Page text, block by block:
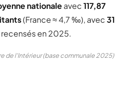
nationaleavec117,87
(France ≈ 4,7 ‰), avec31
recensés en 2025.
de l'Intérieur (base communale 2025)